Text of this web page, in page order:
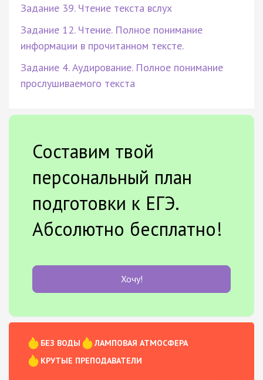
Задание 39. Чтение текста вслух
Задание 12. Чтение. Полное понимание
информации в прочитанном тексте.
Задание 4. Аудирование. Полное понимание
прослушиваемого текста
Составим твой
персональный план
подготовки к ЕГЭ.
Абсолютно бесплатно!
Хочу!
БЕЗ ВОДЫ
ЛАМПОВАЯ АТМОСФЕРА
КРУТЫЕ ПРЕПОДАВАТЕЛИ